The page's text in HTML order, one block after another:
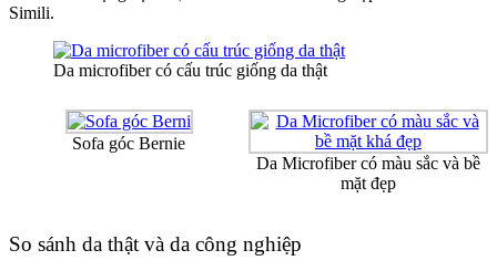
Simili.
Da microfiber có cấu trúc giống da thật
Sofa góc Bernie
Da Microfiber có màu sắc và bề
mặt đẹp
So sánh da thật và da công nghiệp